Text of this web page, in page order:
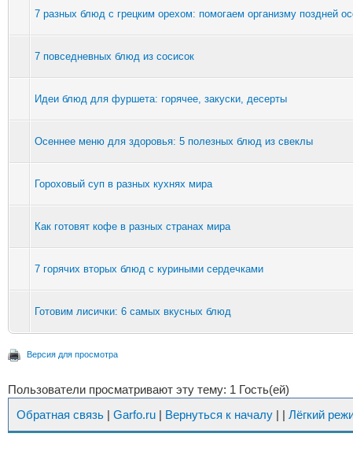
7 разных блюд с грецким орехом: помогаем организму поздней
7 повседневных блюд из сосисок
Идеи блюд для фуршета: горячее, закуски, десерты
Осеннее меню для здоровья: 5 полезных блюд из свеклы
Гороховый суп в разных кухнях мира
Как готовят кофе в разных странах мира
7 горячих вторых блюд с куриными сердечками
Готовим лисички: 6 самых вкусных блюд
Версия для просмотра
Пользователи просматривают эту тему: 1 Гость(ей)
Обратная связь | Garfo.ru | Вернуться к началу | | Лёгкий